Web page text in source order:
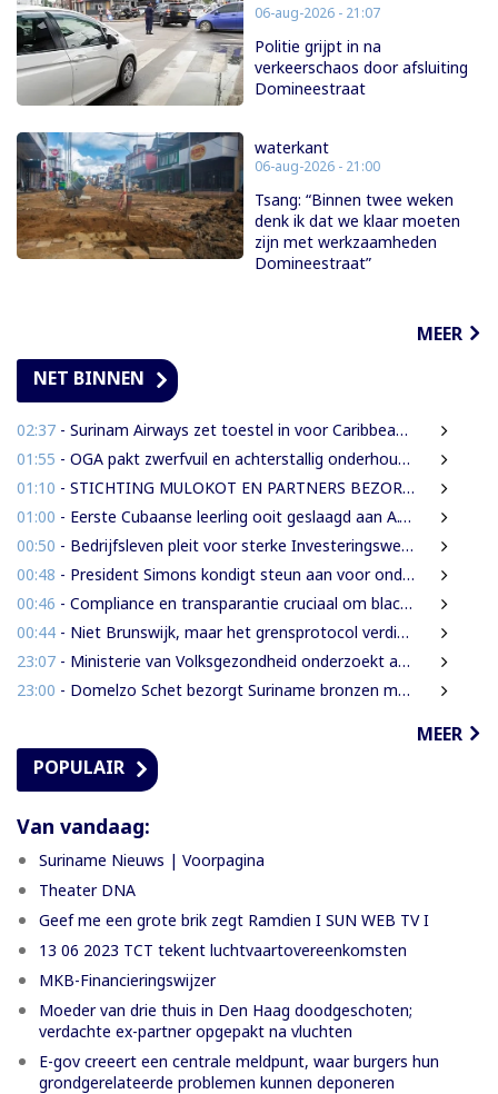
06-aug-2026 - 21:07
Politie grijpt in na
verkeerschaos door afsluiting
Domineestraat
waterkant
06-aug-2026 - 21:00
Tsang: “Binnen twee weken
denk ik dat we klaar moeten
zijn met werkzaamheden
Domineestraat”
MEER
NET BINNEN
02:37 - Surinam Airways zet toestel in voor Caribbean Premier League crickettoernooi
01:55 - OGA pakt zwerfvuil en achterstallig onderhoud gezamenlijk aan
01:10 - STICHTING MULOKOT EN PARTNERS BEZORGD OVER VOORGENOMEN AFKONDIGING 5-KILOMETER-STRAALWET
01:00 - Eerste Cubaanse leerling ooit geslaagd aan A.T. Calorschool
00:50 - Bedrijfsleven pleit voor sterke Investeringswet en onafhankelijke SITA
00:48 - President Simons kondigt steun aan voor onderzoek naar cultureel erfgoed
00:46 - Compliance en transparantie cruciaal om blacklisting te voorkomen.
00:44 - Niet Brunswijk, maar het grensprotocol verdient het debat
23:07 - Ministerie van Volksgezondheid onderzoekt aanbieders van onbewezen middelen tegen nierfalen
23:00 - Domelzo Schet bezorgt Suriname bronzen medaille op CAC-Spelen
MEER
POPULAIR
Van vandaag:
Suriname Nieuws | Voorpagina
Theater DNA
Geef me een grote brik zegt Ramdien I SUN WEB TV I
13 06 2023 TCT tekent luchtvaartovereenkomsten
MKB-Financieringswijzer
Moeder van drie thuis in Den Haag doodgeschoten;
verdachte ex-partner opgepakt na vluchten
E-gov creeert een centrale meldpunt, waar burgers hun
grondgerelateerde problemen kunnen deponeren